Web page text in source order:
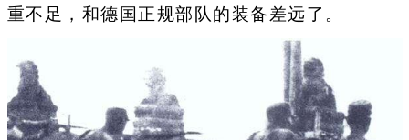
重不足，和德国正规部队的装备差远了。